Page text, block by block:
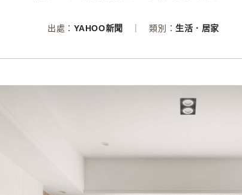
出處： YAHOO新聞 ｜ 類別：生活．居家